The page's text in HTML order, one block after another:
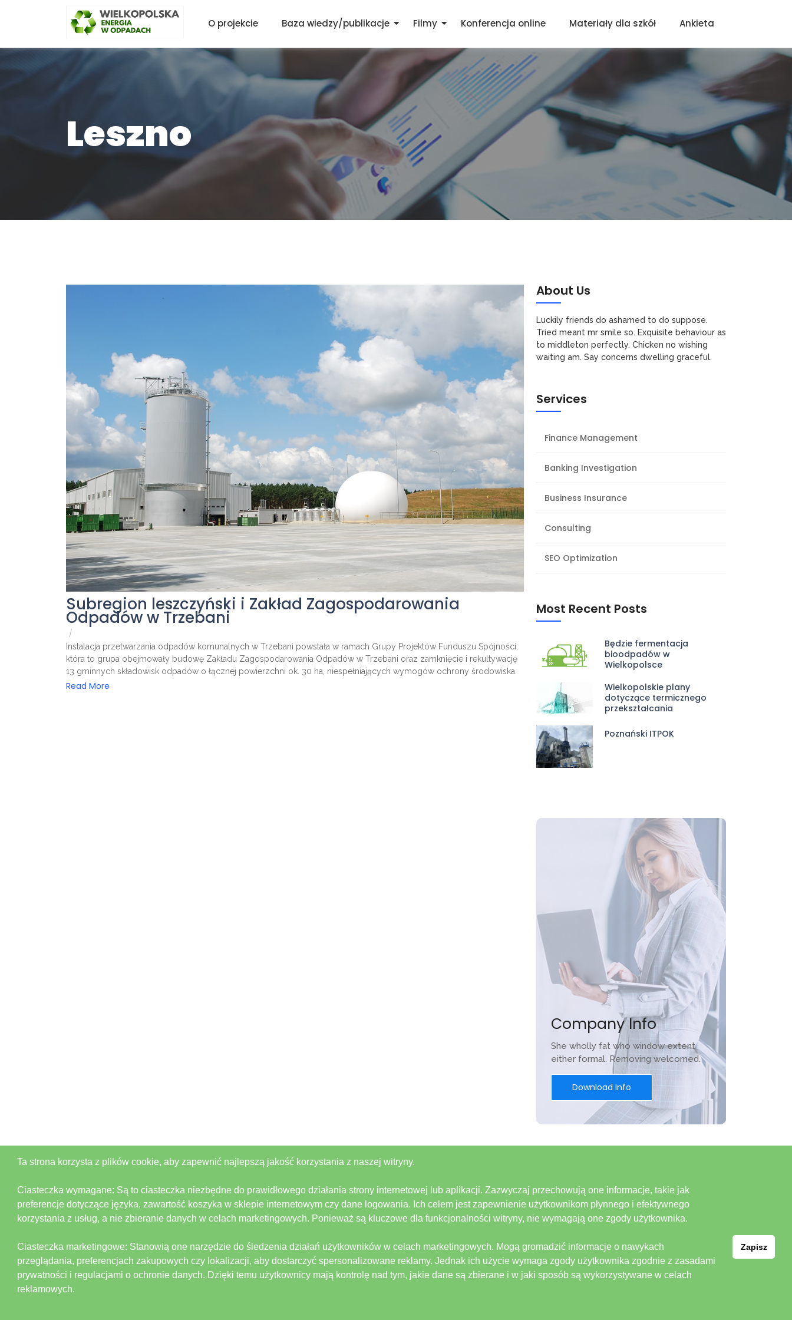
O projekcie Baza wiedzy/publikacje Filmy Konferencja online Materiały dla szkół Ankieta
Leszno
Subregion leszczyński i Zakład Zagospodarowania
Odpadów w Trzebani
/
Instalacja przetwarzania odpadów komunalnych w Trzebani powstała w ramach Grupy Projektów Funduszu Spójności,
która to grupa obejmowały budowę Zakładu Zagospodarowania Odpadów w Trzebani oraz zamknięcie i rekultywację
13 gminnych składowisk odpadów o łącznej powierzchni ok. 30 ha, niespełniających wymogów ochrony środowiska.
Read More
About Us
Luckily friends do ashamed to do suppose.
Tried meant mr smile so. Exquisite behaviour as
to middleton perfectly. Chicken no wishing
waiting am. Say concerns dwelling graceful.
Services
Finance Management
Banking Investigation
Business Insurance
Consulting
SEO Optimization
Most Recent Posts
Będzie fermentacja
bioodpadów w
Wielkopolsce
Wielkopolskie plany
dotyczące termicznego
przekształcania
Poznański ITPOK
Company Info
She wholly fat who window extent
either formal. Removing welcomed.
Download Info
Ta strona korzysta z plików cookie, aby zapewnić najlepszą jakość korzystania z naszej witryny.
Ciasteczka wymagane: Są to ciasteczka niezbędne do prawidłowego działania strony internetowej lub aplikacji. Zazwyczaj przechowują one informacje, takie jak
preferencje dotyczące języka, zawartość koszyka w sklepie internetowym czy dane logowania. Ich celem jest zapewnienie użytkownikom płynnego i efektywnego
korzystania z usług, a nie zbieranie danych w celach marketingowych. Ponieważ są kluczowe dla funkcjonalności witryny, nie wymagają one zgody użytkownika.
Ciasteczka marketingowe: Stanowią one narzędzie do śledzenia działań użytkowników w celach marketingowych. Mogą gromadzić informacje o nawykach
przeglądania, preferencjach zakupowych czy lokalizacji, aby dostarczyć spersonalizowane reklamy. Jednak ich użycie wymaga zgody użytkownika zgodnie z zasadami
prywatności i regulacjami o ochronie danych. Dzięki temu użytkownicy mają kontrolę nad tym, jakie dane są zbierane i w jaki sposób są wykorzystywane w celach
reklamowych.
Zapisz